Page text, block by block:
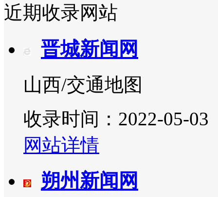
近期收录网站
晋城新闻网
山西/交通地图
收录时间：2022-05-03
网站详情
朔州新闻网